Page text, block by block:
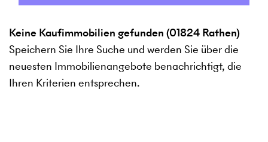
Keine Kaufimmobilien gefunden (01824 Rathen)
Speichern Sie Ihre Suche und werden Sie über die
neuesten Immobilienangebote benachrichtigt, die
Ihren Kriterien entsprechen.